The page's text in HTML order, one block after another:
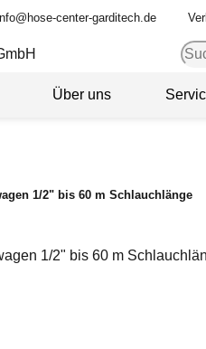
center-garditech.de
Über uns
1/2" bis 60 m Schlauchlänge